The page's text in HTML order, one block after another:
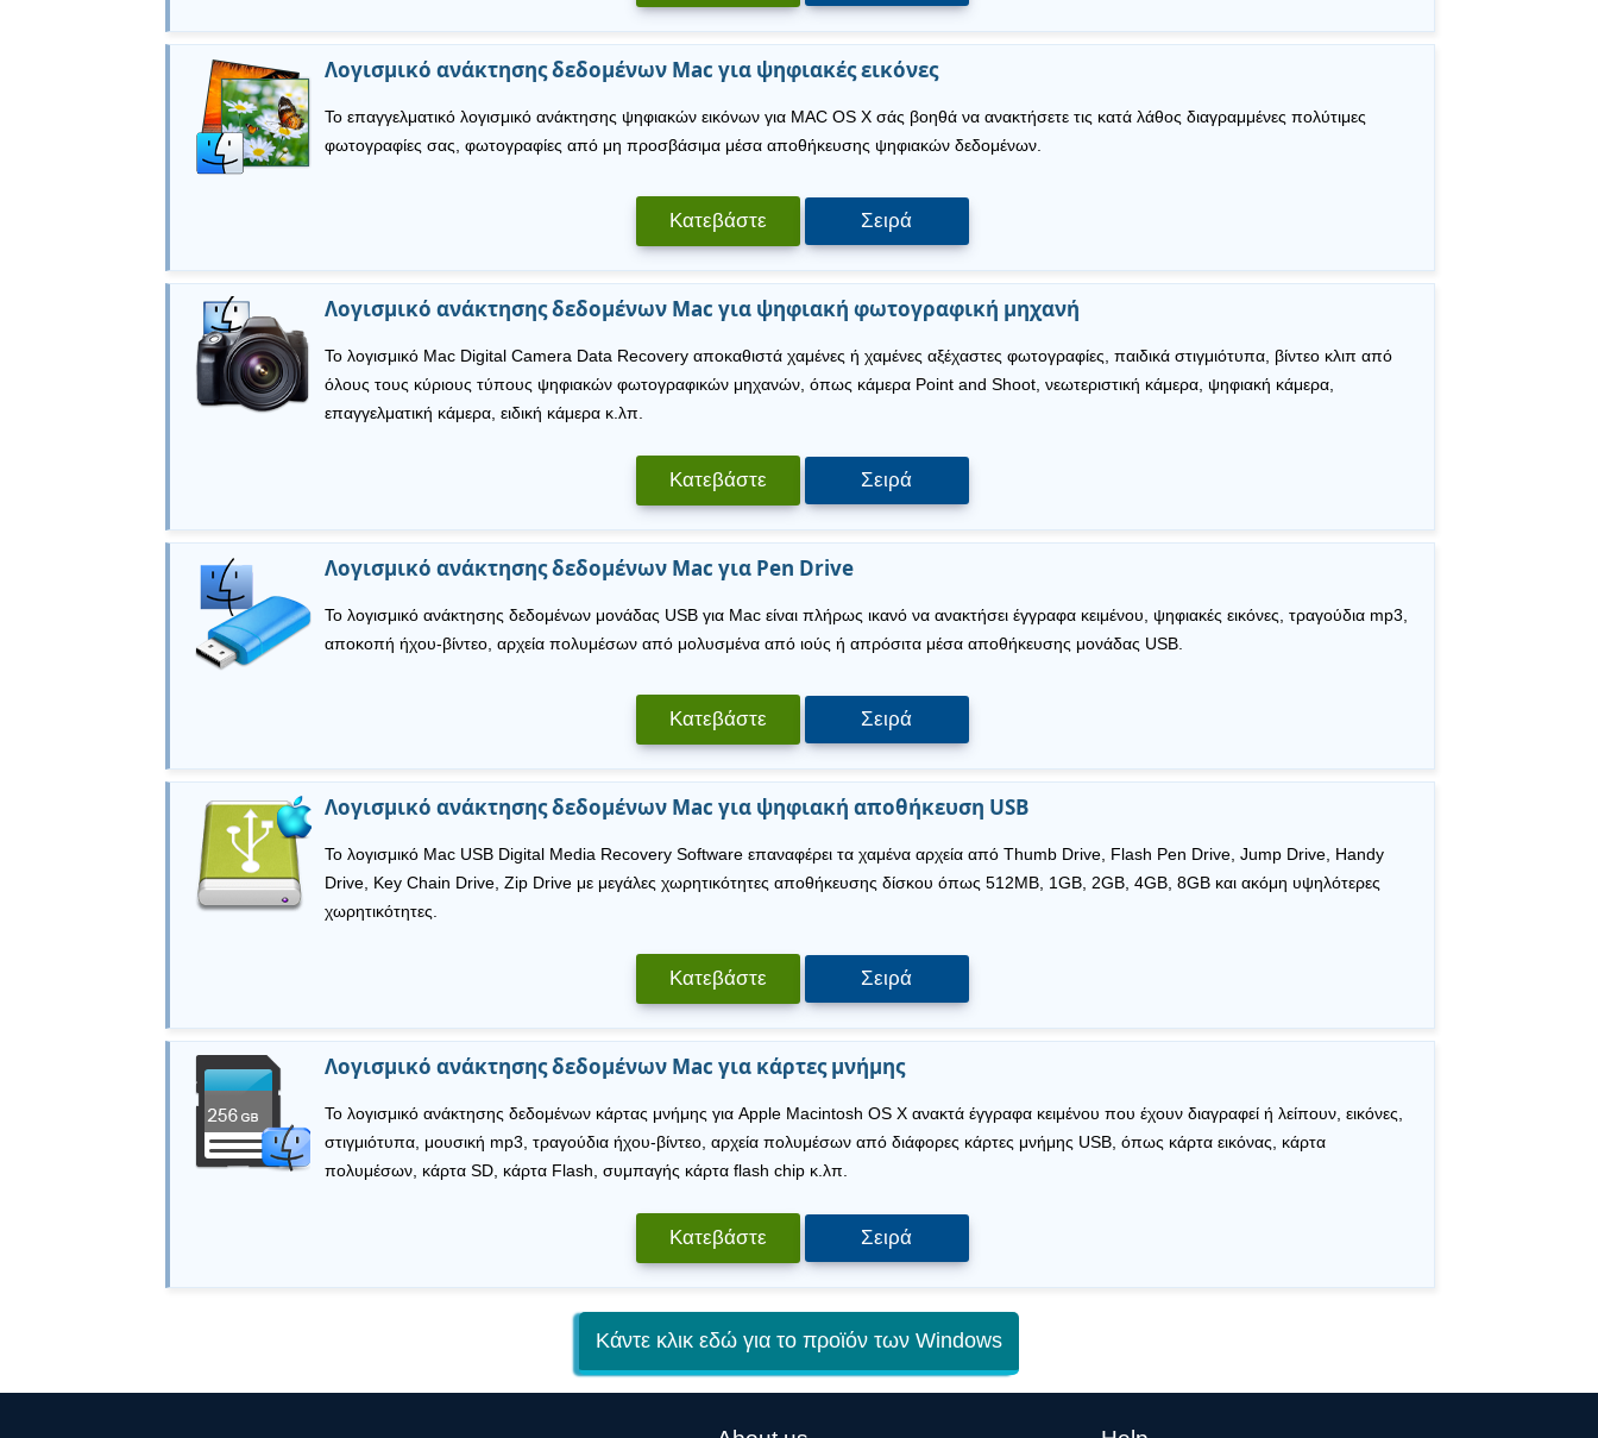
Λογισμικό ανάκτησης δεδομένων Mac για ψηφιακές εικόνες
Το επαγγελματικό λογισμικό ανάκτησης ψηφιακών εικόνων για MAC OS X σάς βοηθά να ανακτήσετε τις κατά λάθος διαγραμμένες πολύτιμες
φωτογραφίες σας, φωτογραφίες από μη προσβάσιμα μέσα αποθήκευσης ψηφιακών δεδομένων.
Κατεβάστε Σειρά
Λογισμικό ανάκτησης δεδομένων Mac για ψηφιακή φωτογραφική μηχανή
Το λογισμικό Mac Digital Camera Data Recovery αποκαθιστά χαμένες ή χαμένες αξέχαστες φωτογραφίες, παιδικά στιγμιότυπα, βίντεο κλιπ από
όλους τους κύριους τύπους ψηφιακών φωτογραφικών μηχανών, όπως κάμερα Point and Shoot, νεωτεριστική κάμερα, ψηφιακή κάμερα,
επαγγελματική κάμερα, ειδική κάμερα κ.λπ.
Κατεβάστε Σειρά
Λογισμικό ανάκτησης δεδομένων Mac για Pen Drive
Το λογισμικό ανάκτησης δεδομένων μονάδας USB για Mac είναι πλήρως ικανό να ανακτήσει έγγραφα κειμένου, ψηφιακές εικόνες, τραγούδια mp3,
αποκοπή ήχου-βίντεο, αρχεία πολυμέσων από μολυσμένα από ιούς ή απρόσιτα μέσα αποθήκευσης μονάδας USB.
Κατεβάστε Σειρά
Λογισμικό ανάκτησης δεδομένων Mac για ψηφιακή αποθήκευση USB
Το λογισμικό Mac USB Digital Media Recovery Software επαναφέρει τα χαμένα αρχεία από Thumb Drive, Flash Pen Drive, Jump Drive, Handy
Drive, Key Chain Drive, Zip Drive με μεγάλες χωρητικότητες αποθήκευσης δίσκου όπως 512MB, 1GB, 2GB, 4GB, 8GB και ακόμη υψηλότερες
χωρητικότητες.
Κατεβάστε Σειρά
Λογισμικό ανάκτησης δεδομένων Mac για κάρτες μνήμης
Το λογισμικό ανάκτησης δεδομένων κάρτας μνήμης για Apple Macintosh OS X ανακτά έγγραφα κειμένου που έχουν διαγραφεί ή λείπουν, εικόνες,
στιγμιότυπα, μουσική mp3, τραγούδια ήχου-βίντεο, αρχεία πολυμέσων από διάφορες κάρτες μνήμης USB, όπως κάρτα εικόνας, κάρτα
πολυμέσων, κάρτα SD, κάρτα Flash, συμπαγής κάρτα flash chip κ.λπ.
Κατεβάστε Σειρά
Κάντε κλικ εδώ για το προϊόν των Windows